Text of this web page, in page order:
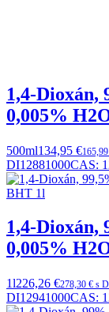
1,4-Dioxán,
0,005%
500ml134,95 €
DI12881000CAS:
1,4-Dioxán,
0,005%
1l226,26 €278,30 € s
DI12941000CAS: